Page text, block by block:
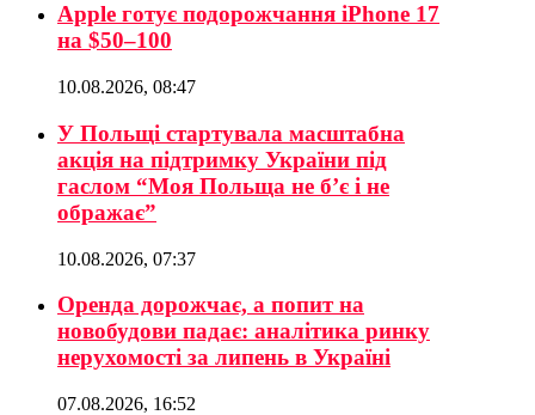
Apple готує подорожчання iPhone 17
на $50–100
10.08.2026, 08:47
У Польщі стартувала масштабна
акція на підтримку України під
гаслом “Моя Польща не б’є і не
ображає”
10.08.2026, 07:37
Оренда дорожчає, а попит на
новобудови падає: аналітика ринку
нерухомості за липень в Україні
07.08.2026, 16:52